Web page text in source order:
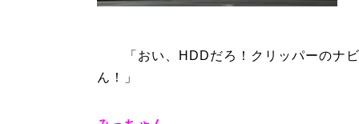
「おい、HDDだろ！クリッパーのナビ
ん！」